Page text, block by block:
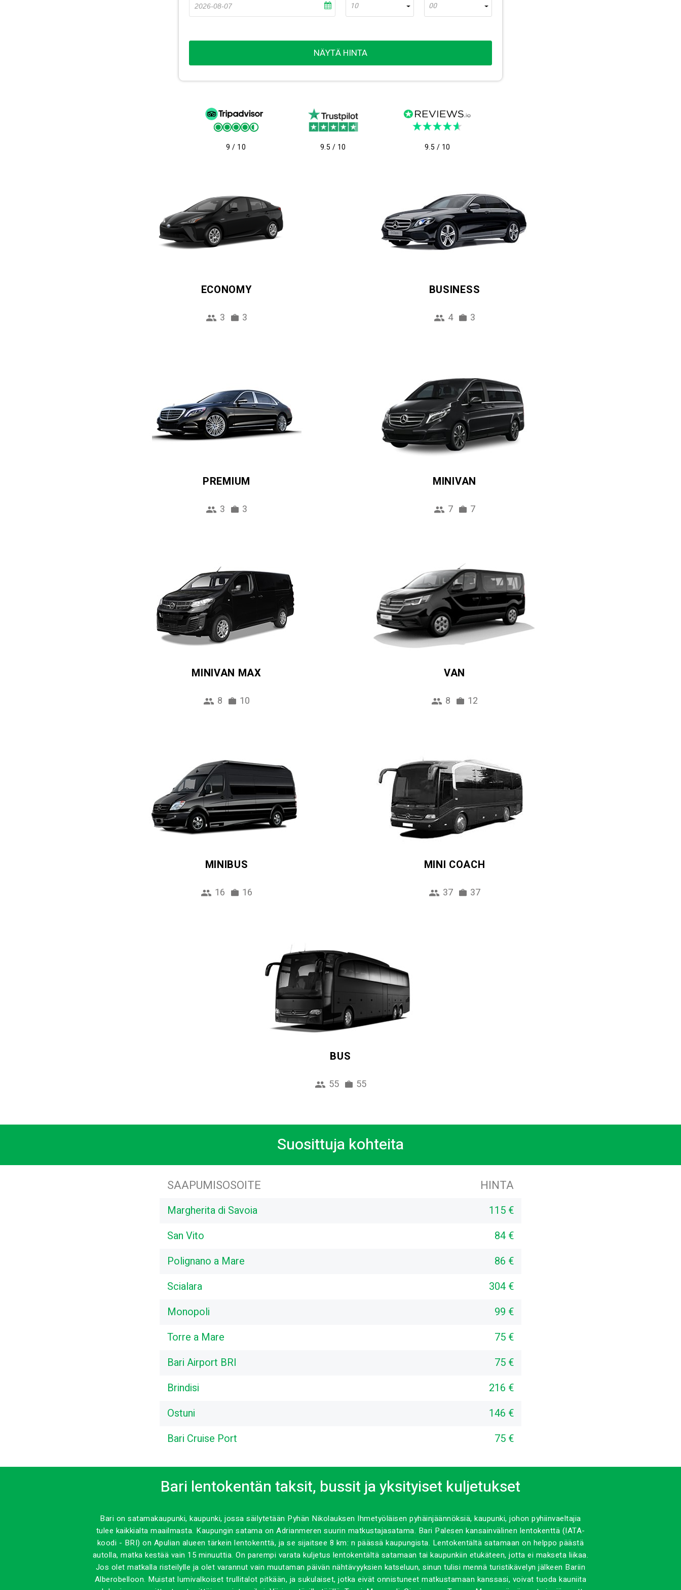
10
00
NÄYTÄ HINTA
9 / 10 9.5 / 10 9.5 / 10
ECONOMY
3 3
BUSINESS
4 3
PREMIUM
3 3
MINIVAN
7 7
MINIVAN MAX
8 10
VAN
8 12
MINIBUS
16 16
MINI COACH
37 37
BUS
55 55
Suosittuja kohteita
SAAPUMISOSOITE HINTA
Margherita di Savoia
115 €
San Vito
84 €
Polignano a Mare
86 €
Scialara
304 €
Monopoli
99 €
Torre a Mare
75 €
Bari Airport BRI
75 €
Brindisi
216 €
Ostuni
146 €
Bari Cruise Port
75 €
Bari lentokentän taksit, bussit ja yksityiset kuljetukset
Bari on satamakaupunki, kaupunki, jossa säilytetään Pyhän Nikolauksen Ihmetyöläisen pyhäinjäännöksiä, kaupunki, johon pyhiinvaeltajia
tulee kaikkialta maailmasta. Kaupungin satama on Adrianmeren suurin matkustajasatama. Bari Palesen kansainvälinen lentokenttä (IATA-
koodi - BRI) on Apulian alueen tärkein lentokenttä, ja se sijaitsee 8 km: n päässä kaupungista. Lentokentältä satamaan on helppo päästä
autolla, matka kestää vain 15 minuuttia. On parempi varata kuljetus lentokentältä satamaan tai kaupunkiin etukäteen, jotta ei makseta liikaa.
Jos olet matkalla risteilylle ja olet varannut vain muutaman päivän nähtävyyksien katseluun, sinun tulisi mennä turistikävelyn jälkeen Bariin
Alberobelloon. Muistat lumivalkoiset trullitalot pitkään, ja sukulaiset, jotka eivät onnistuneet matkustamaan kanssasi, voivat tuoda kauniita